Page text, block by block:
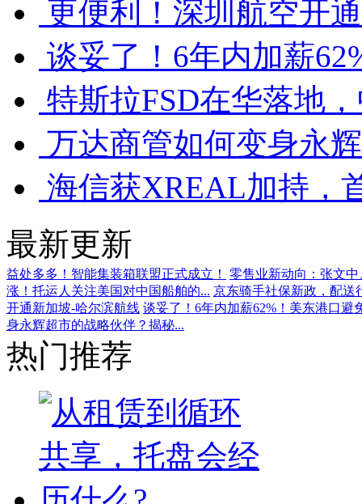
圳航空开通新加坡-哈